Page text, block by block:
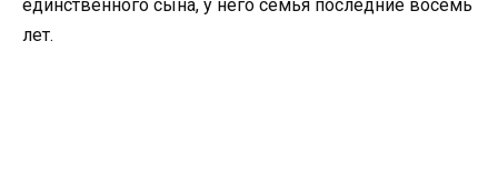
единственного сына, у него семья последние восемь
лет.